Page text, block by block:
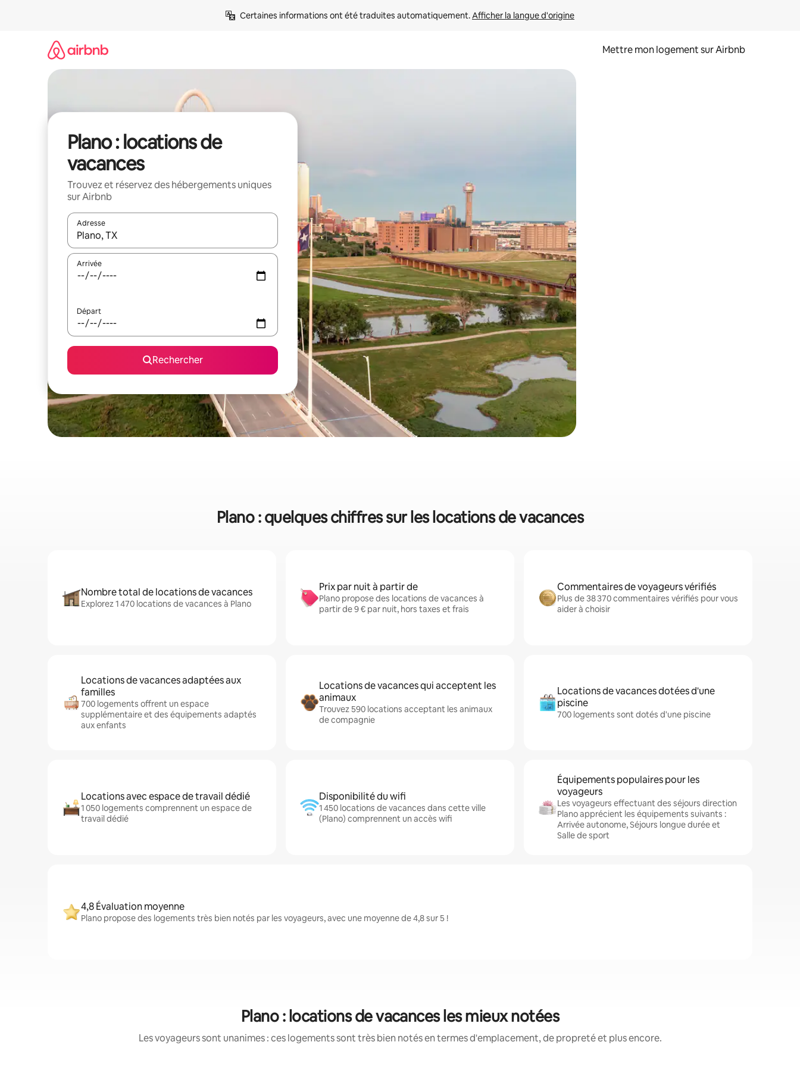
Certaines informations ont été traduites automatiquement. Afficher la langue d'origine
Mettre mon logement sur Airbnb
Plano : locations de
vacances
Trouvez et réservez des hébergements uniques
sur Airbnb
Adresse
Lorsque les résultats s'affichent, utilisez les flèches vers le haut et vers le bas pour les parcourir ou en appuyant et en faisant glisser.
Arrivée
Départ
Rechercher
Plano : quelques chiffres sur les locations de vacances
Nombre total de locations de vacances
Explorez 1 470 locations de vacances à Plano
Prix par nuit à partir de
Plano propose des locations de vacances à
partir de 9 € par nuit, hors taxes et frais
Commentaires de voyageurs vérifiés
Plus de 38 370 commentaires vérifiés pour vous
aider à choisir
Locations de vacances adaptées aux
familles
700 logements offrent un espace
supplémentaire et des équipements adaptés
aux enfants
Locations de vacances qui acceptent les
animaux
Trouvez 590 locations acceptant les animaux
de compagnie
Locations de vacances dotées d'une
piscine
700 logements sont dotés d'une piscine
Locations avec espace de travail dédié
1 050 logements comprennent un espace de
travail dédié
Disponibilité du wifi
1 450 locations de vacances dans cette ville
(Plano) comprennent un accès wifi
Équipements populaires pour les
voyageurs
Les voyageurs effectuant des séjours direction
Plano apprécient les équipements suivants :
Arrivée autonome, Séjours longue durée et
Salle de sport
4,8 Évaluation moyenne
Plano propose des logements très bien notés par les voyageurs, avec une moyenne de 4,8 sur 5 !
Plano : locations de vacances les mieux notées
Les voyageurs sont unanimes : ces logements sont très bien notés en termes d'emplacement, de propreté et plus encore.